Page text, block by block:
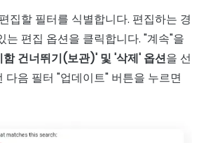
집할 필터를 식별합니다. 편집하는 경
는 편집 옵션을 클릭합니다. "계속"을
함 건너뛰기(보관)' 및 '삭제' 옵션을 선
다음 필터 "업데이트" 버튼을 누르면